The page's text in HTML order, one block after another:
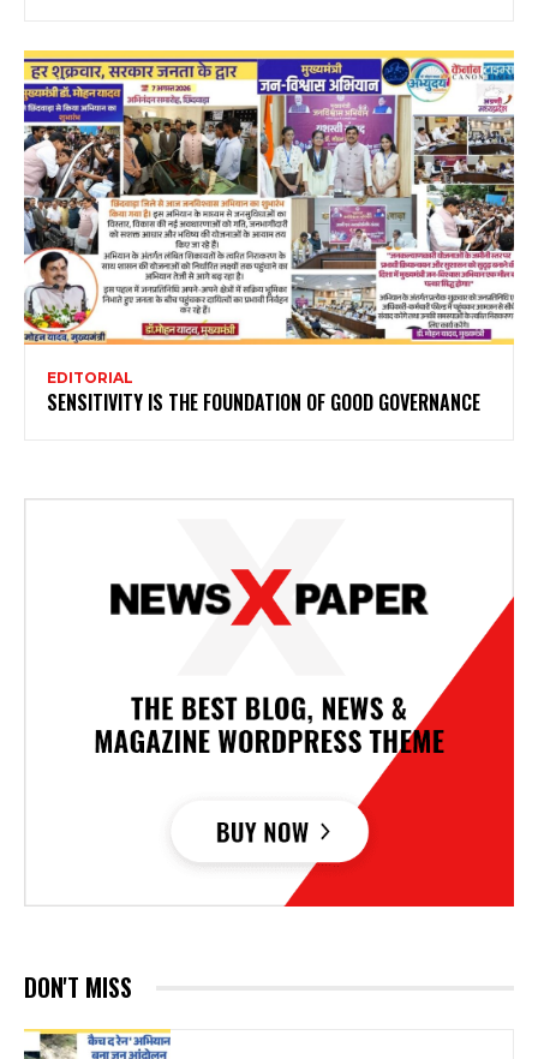
EDITORIAL
SENSITIVITY IS THE FOUNDATION OF GOOD GOVERNANCE
DON'T MISS